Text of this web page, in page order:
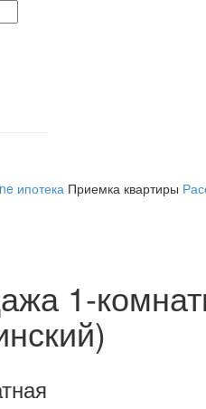
ипотека Приемка квартиры
1-